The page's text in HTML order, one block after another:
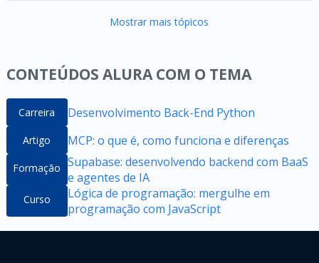
Mostrar mais tópicos
CONTEÚDOS ALURA COM O TEMA
Carreira Desenvolvimento Back-End Python
Artigo MCP: o que é, como funciona e diferenças
Formação Supabase: desenvolvendo backend com BaaS
e agentes de IA
Curso
Lógica de programação: mergulhe em
programação com JavaScript